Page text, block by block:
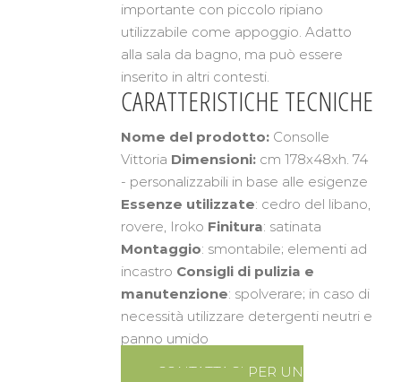
importante con piccolo ripiano
utilizzabile come appoggio. Adatto
alla sala da bagno, ma può essere
inserito in altri contesti.
CARATTERISTICHE TECNICHE
Nome del prodotto:Consolle
Vittoria Dimensioni:cm 178x48xh. 74
- personalizzabili in base alle esigenze
Essenze utilizzate: cedro del libano,
rovere, Iroko Finitura: satinata
Montaggio: smontabile; elementi ad
incastro Consigli di pulizia e
manutenzione: spolverare; in caso di
necessità utilizzare detergenti neutri e
panno umido
CONTATTACI PER UN